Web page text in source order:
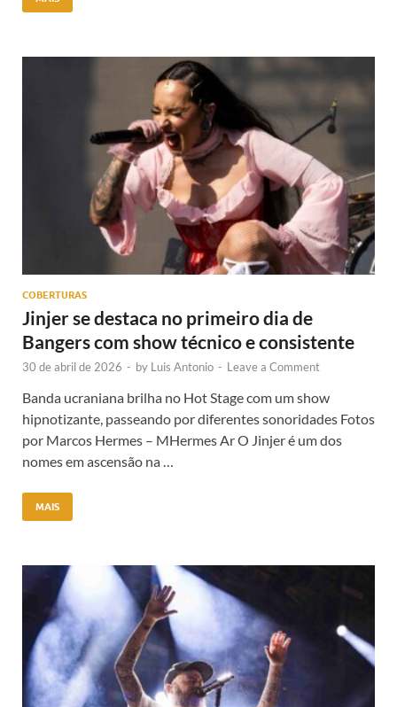
COBERTURAS
Jinjer se destaca no primeiro dia de
Bangers com show técnico e consistente
30 de abril de 2026 - by Luis Antonio - Leave a Comment
Banda ucraniana brilha no Hot Stage com um show
hipnotizante, passeando por diferentes sonoridades Fotos
por Marcos Hermes – MHermes Ar O Jinjer é um dos
nomes em ascensão na …
MAIS